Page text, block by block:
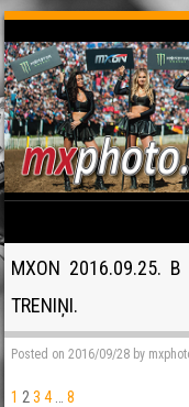
Skip to content
MXON 2016.09.25. B
TRENIŅI.
Posted on2016/09/28 by
1 2 3 4 8